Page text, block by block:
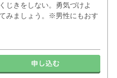
じきをしない。勇気づけよ
みましょう。※男性にもおす